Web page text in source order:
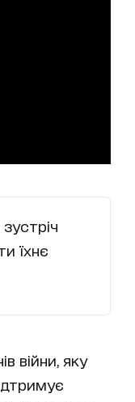
їхнє
війни, яку